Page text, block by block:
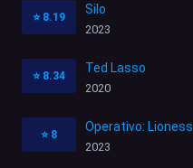
⭐ 8.19
Silo
2023
⭐ 8.34
Ted Lasso
2020
⭐ 8
Operativo: Lioness
2023